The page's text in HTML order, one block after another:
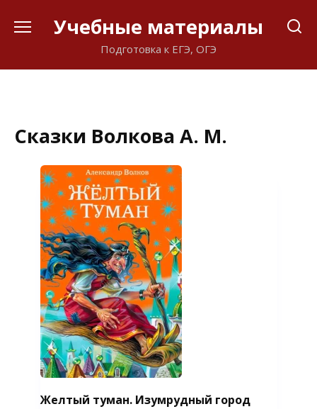
Учебные материалы
Подготовка к ЕГЭ, ОГЭ
Сказки Волкова А. М.
Желтый туман. Изумрудный город